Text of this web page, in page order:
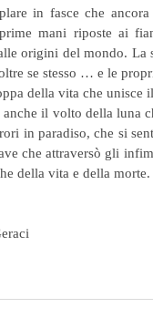
in fasce che
mani riposte ai
origini del mondo.
se stesso … e le
della vita che unisce
il volto della luna
in paradiso, che si
che attraversò gli
della vita e della morte.